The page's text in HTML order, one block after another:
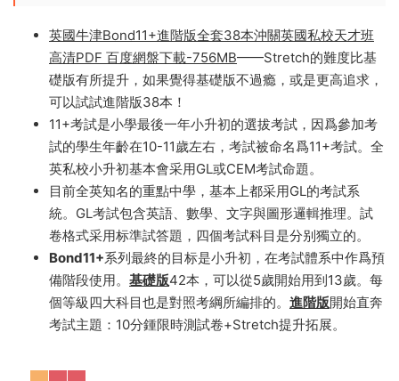
英國牛津Bond 11小升初練習冊題庫 進階版
英國牛津Bond11+進階版全套38本沖關英國私校天才班
高清PDF 百度網盤下載-756MB——Stretch的難度比基
礎版有所提升，如果覺得基礎版不過瘾，或是更高追求，
可以試試進階版38本！
11+考試是小學最後一年小升初的選拔考試，因爲參加考
試的學生年齡在10-11歲左右，考試被命名爲11+考試。全
英私校小升初基本會采用GL或CEM考試命題。
目前全英知名的重點中學，基本上都采用GL的考試系
統。GL考試包含英語、數學、文字與圖形邏輯推理。試
Bond11+